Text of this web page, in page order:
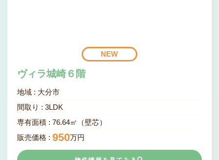
NEW
ヴィラ城崎６階
地域 : 大分市
間取り : 3LDK
専有面積 : 76.64㎡（壁芯）
販売価格 : 950万円